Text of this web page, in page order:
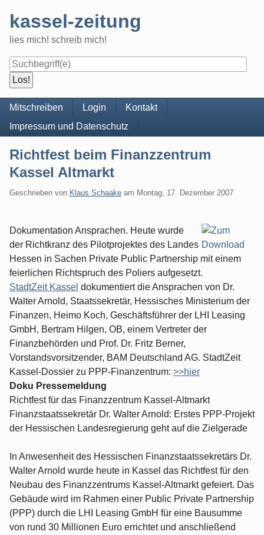
content
kassel-zeitung
lies mich! schreib mich!
Navigation
Mitschreiben Login
Kontakt
Impressum und Datenschutz
Richtfest beim Finanzzentrum
Kassel Altmarkt
Geschrieben von Klaus Schaake am Montag, 17. Dezember 2007
Dokumentation Ansprachen. Heute wurde
der Richtkranz des Pilotprojektes des Landes
Hessen in Sachen Private Public Partnership mit einem
feierlichen Richtspruch des Poliers aufgesetzt.
StadtZeit Kassel dokumentiert die Ansprachen von Dr.
Walter Arnold, Staatssekretär, Hessisches Ministerium der
Finanzen, Heimo Koch, Geschäftsführer der LHI Leasing
GmbH, Bertram Hilgen, OB, einem Vertreter der
Finanzbehörden und Prof. Dr. Fritz Berner,
Vorstandsvorsitzender, BAM Deutschland AG. StadtZeit
Kassel-Dossier zu PPP-Finanzentrum: >>hier
Doku Pressemeldung
Richtfest für das Finanzzentrum Kassel-Altmarkt
Finanzstaatssekretär Dr. Walter Arnold: Erstes PPP-Projekt
der Hessischen Landesregierung geht auf die Zielgerade
In Anwesenheit des Hessischen Finanzstaatssekretärs Dr.
Walter Arnold wurde heute in Kassel das Richtfest für den
Neubau des Finanzzentrums Kassel-Altmarkt gefeiert. Das
Gebäude wird im Rahmen einer Public Private Partnership
(PPP) durch die LHI Leasing GmbH für eine Bausumme
von rund 30 Millionen Euro errichtet und anschließend